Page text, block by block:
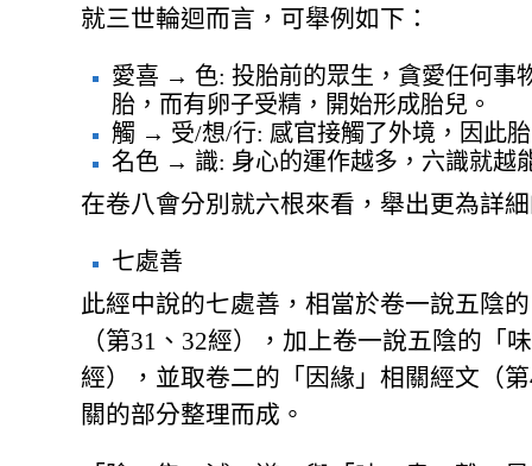
就三世輪迴而言，可舉例如下：
愛喜 → 色: 投胎前的眾生，貪愛任何事
胎，而有卵子受精，開始形成胎兒。
觸 → 受/想/行: 感官接觸了外境，因此
名色 → 識: 身心的運作越多，六識就越
在卷八會分別就六根來看，舉出更為詳
七處善
此經中說的七處善，相當於卷一說五陰
（第31、32經），加上卷一說五陰的「
經），並取卷二的「因緣」相關經文（
關的部分整理而成。